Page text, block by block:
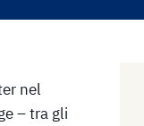
nel
– tra gli